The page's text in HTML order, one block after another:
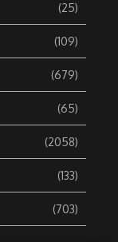
(25)
(109)
(679)
(65)
(2058)
(133)
(703)